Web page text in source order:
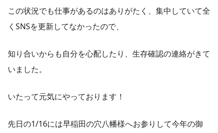
この状況でも仕事があるのはありがたく、集中していて全
くSNSを更新してなかったので、
知り合いからも自分を心配したり、生存確認の連絡がきて
いました。
いたって元気にやっております！
先日の1/16には早稲田の穴八幡様へお参りして今年の御